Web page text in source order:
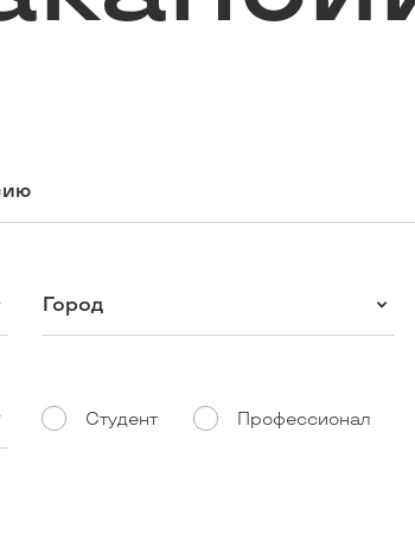
Город
Студент Профессионал